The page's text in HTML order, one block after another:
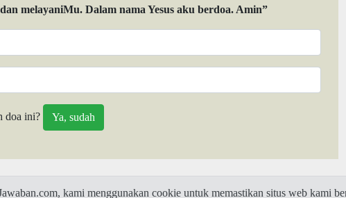
melayaniMu. Dalam nama Yesus aku berdoa. Amin”
doa ini?
kami menggunakan cookie untuk memastikan situs web kami